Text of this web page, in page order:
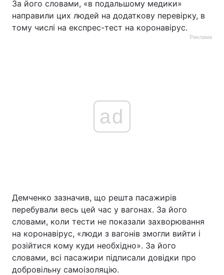
За його словами, «в подальшому медики»
направили цих людей на додаткову перевірку, в
тому числі на експрес-тест на коронавірус.
Реклама
ad
Демченко зазначив, що решта пасажирів
перебували весь цей час у вагонах. За його
словами, коли тести не показали захворювання
на коронавірус, «люди з вагонів змогли вийти і
розійтися кому куди необхідно». За його
словами, всі пасажири підписали довідки про
добровільну самоізоляцію.